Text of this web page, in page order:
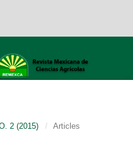
2 (2015) / Articles